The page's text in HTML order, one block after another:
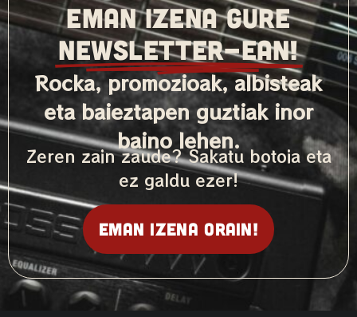
EMAN IZENA GURE
NEWSLETTER-ean!
Rocka, promozioak, albisteak
eta baieztapen guztiak inor
baino lehen.
Zeren zain zaude? Sakatu botoia eta
ez galdu ezer!
Eman izena orain!